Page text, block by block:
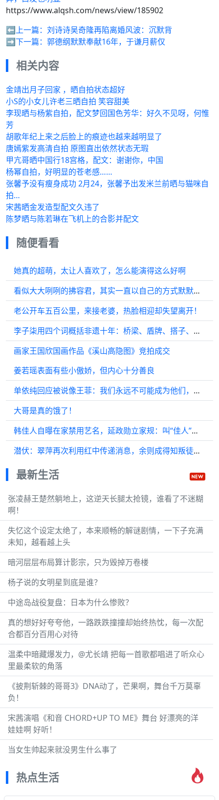
https://www.alqsh.com/news/view/185902
⬅️上一篇： 刘诗诗吴奇隆再陷离婚风波：沉默背
➡️下一篇： 郭德纲默默奉献16年，于谦月薪仅
相关内容
金靖出月子回家 ，晒自拍状态超好
小S的小女儿许老三晒自拍 笑容甜美
李现晒与杨紫自拍，配文梦回国色芳华：好久不见呀，何惟
芳
胡歌年纪上来之后脸上的痕迹也越来越明显了
唐嫣紫发高清自拍 原图直出依然状态无瑕
甲亢哥晒中国行18宫格，配文：谢谢你，中国
杨幂自拍，好明显的苍老感……
张馨予没有瘦身成功 2月24，张馨予出发米兰前晒与猫咪自
拍…
宋茜晒金发造型配文久违了
陈梦晒与陈若琳在飞机上的合影并配文
随便看看
她真的超萌，太让人喜欢了，怎么能演得这么好啊
看似大大咧咧的拂容君，其实一直以自己的方式默默关心着沈璃呢
老公开车五百公里，来接老婆，热脸相迎却失望离开！
李子柒用四个词概括非遗十年：桥梁、盾牌、搭子、种子
画家王国欣国画作品《溪山高隐图》竞拍成交
姜若瑶表面有些小傲娇，但内心十分善良
单依纯回应被说像王菲：我们永远不可能成为他们，超越他们！
大哥是真的饿了！
韩佳人自曝在家禁用艺名，延政勋立家规：叫“佳人”就训话
潜伏：翠萍再次利用红中传递消息，余则成得知叛徒袁佩林就在保密局手里
最新生活
张凌赫王楚然躺地上，这逆天长腿太抢镜，谁看了不迷糊
啊！
失忆这个设定太绝了，本来顺畅的解谜剧情，一下子充满
未知，越看越上头
暗河层层布局算计影宗，只为毁掉万卷楼
杨子说的女明星到底是谁？
中途岛战役复盘：日本为什么惨败？
真的想好好夸夸他，一路跌跌撞撞却始终热忱，每一次配
合都百分百用心对待
温柔中暗藏爆发力，@尤长靖 把每一首歌都唱进了听众心
里最柔软的角落
《披荆斩棘的哥哥3》DNA动了，芒果啊，舞台千万莫辜
负！
宋茜演唱《和音 CHORD+UP TO ME》舞台 好漂亮的洋
娃娃啊 好听！
当女生帅起来就没男生什么事了
热点生活